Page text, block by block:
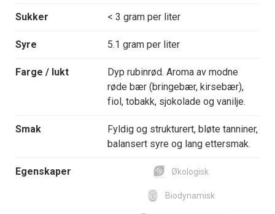
Sukker < 3 gram per liter
Syre 5.1 gram per liter
Farge / lukt
Dyp rubinrød. Aroma av modne
røde bær (bringebær, kirsebær),
fiol, tobakk, sjokolade og vanilje.
Smak
Fyldig og strukturert, bløte tanniner,
balansert syre og lang ettersmak.
Egenskaper Økologisk
Biodynamisk